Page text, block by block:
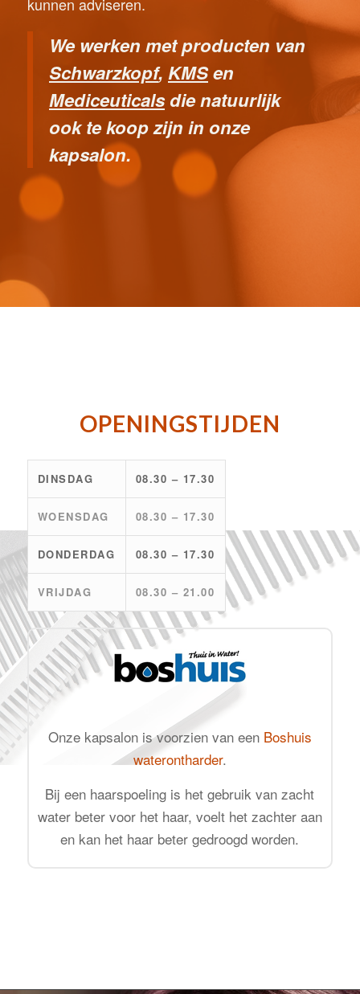
We werken met producten van
Schwarzkopf, KMSen
Mediceuticalsdie natuurlijk
ook te koop zijn in onze
kapsalon.
OPENINGSTIJDEN
DINSDAG 08.30 – 17.30
WOENSDAG 08.30 – 17.30
DONDERDAG 08.30 – 17.30
VRIJDAG 08.30 – 21.00
Onze kapsalon is voorzien van een Boshuis
waterontharder.
Bij een haarspoeling is het gebruik van zacht
water beter voor het haar, voelt het zachter aan
en kan het haar beter gedroogd worden.